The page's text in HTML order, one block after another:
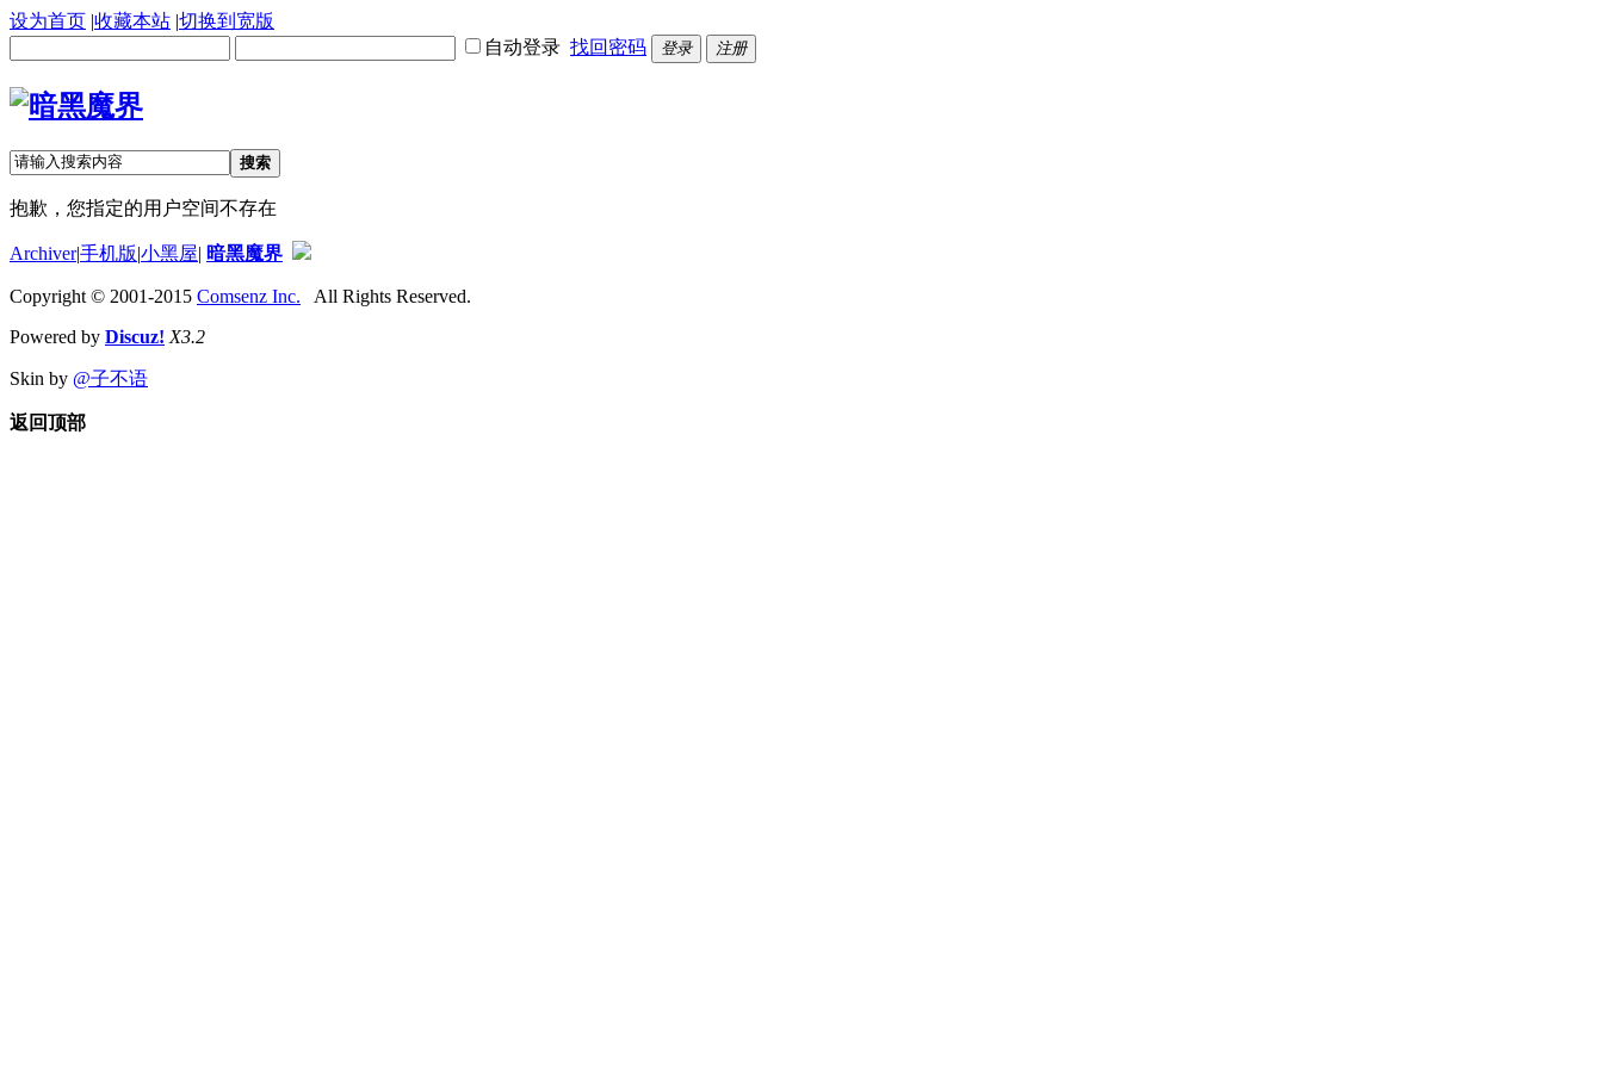
设为首页 |收藏本站 |切换到宽版
自动登录 找回密码 登录 注册
搜索
抱歉，您指定的用户空间不存在
Archiver|手机版|小黑屋| 暗黑魔界
Copyright © 2001-2015 Comsenz Inc. All Rights Reserved.
Powered by Discuz! X3.2
Skin by @子不语
返回顶部